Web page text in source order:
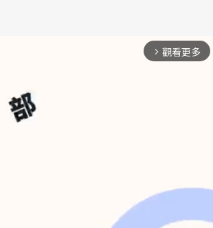
arrow_forward_ios 觀看更多